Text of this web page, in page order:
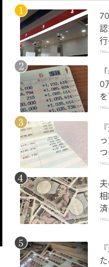
0